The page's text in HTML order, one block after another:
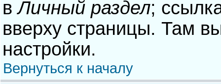
вЛичный раздел;
вверху страницы. Там
настройки.
Вернуться к началу